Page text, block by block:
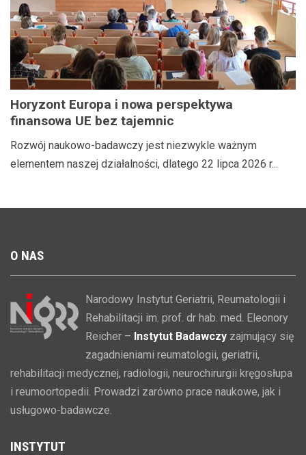
Horyzont Europa i nowa perspektywa
finansowa UE bez tajemnic
Rozwój naukowo-badawczy jest niezwykle ważnym
elementem naszej działalności, dlatego 22 lipca 2026 r...
O NAS
Narodowy Instytut Geriatrii, Reumatologii i
Rehabilitacji im. prof. dr hab. med. Eleonory
Reicher – Instytut Badawczy zajmujący się
zagadnieniami reumatologii, geriatrii,
rehabilitacji medycznej, radiologii, neurochirurgii kręgosłupa
i reumoortopedii. Prowadzi zarówno prace naukowe, jak i
usługowo-badawcze.
INSTYTUT